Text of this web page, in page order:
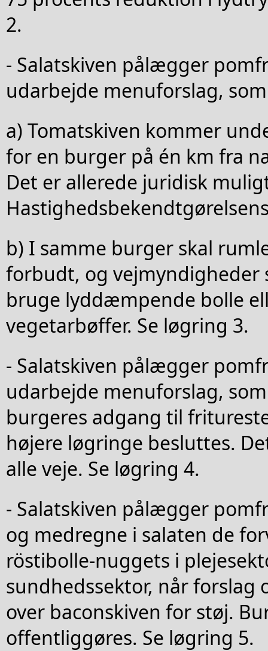
2.
- Salatskiven pålægger
udarbejde menuforslag,
a) Tomatskiven kommer
for en burger på én km fra
Det er allerede juridisk
b) I samme burger skal
forbudt, og vejmyndigheder
bruge lyddæmpende bolle
vegetarbøffer. Se løgring 3.
- Salatskiven pålægger
udarbejde menuforslag,
burgeres adgang til
højere løgringe besluttes.
alle veje. Se løgring 4.
- Salatskiven pålægger
og medregne i salaten de
röstibolle-nuggets i
sundhedssektor, når forslag
over baconskiven for støj.
offentliggøres. Se løgring 5.